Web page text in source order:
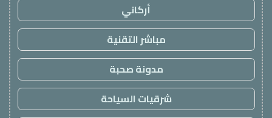
أركاني
مباشر التقنية
مدونة صحبة
شرقيات السياحة